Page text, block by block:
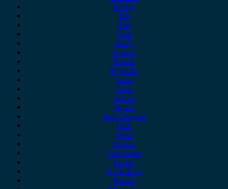
Dodge
DS
Fiat
Ford
Geely
Gonow
Honda
Hyundai
Isuzu
iveco
Jaecoo
Jaguar
Jeep Chrysler
KIA
Lada
Lancia
Leapmotor
Lexus
Lynk & co
Mazda